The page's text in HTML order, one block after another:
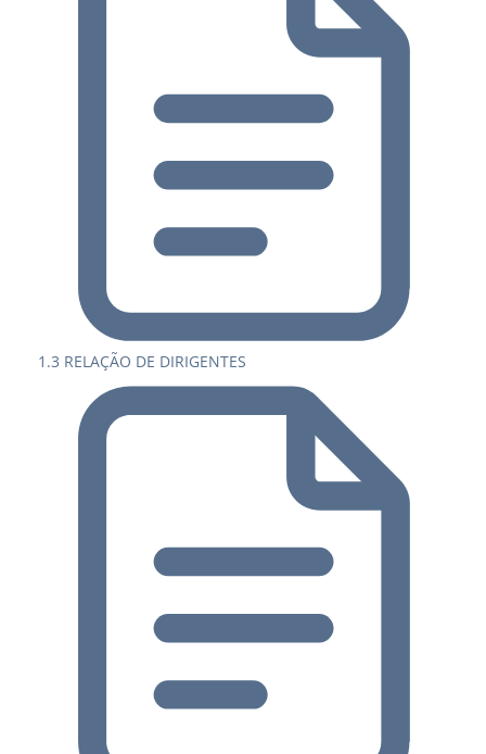
1.3 RELAÇÃO DE DIRIGENTES